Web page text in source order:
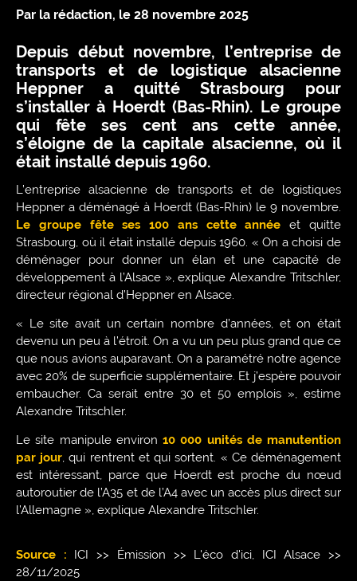
Par la rédaction, le 28 novembre 2025
Depuis début novembre, l’entreprise de
transports et de logistique alsacienne
Heppner a quitté Strasbourg pour
s’installer à Hoerdt (Bas-Rhin). Le groupe
qui fête ses cent ans cette année,
s’éloigne de la capitale alsacienne, où il
était installé depuis 1960.
L’entreprise alsacienne de transports et de logistiques
Heppner a déménagé à Hoerdt (Bas-Rhin) le 9 novembre.
Le groupe fête ses 100 ans cette année et quitte
Strasbourg, où il était installé depuis 1960. « On a choisi de
déménager pour donner un élan et une capacité de
développement à l’Alsace », explique Alexandre Tritschler,
directeur régional d’Heppner en Alsace.
« Le site avait un certain nombre d’années, et on était
devenu un peu à l’étroit. On a vu un peu plus grand que ce
que nous avions auparavant. On a paramétré notre agence
avec 20% de superficie supplémentaire. Et j’espère pouvoir
embaucher. Ca serait entre 30 et 50 emplois », estime
Alexandre Tritschler.
Le site manipule environ 10 000 unités de manutention
par jour, qui rentrent et qui sortent. « Ce déménagement
est intéressant, parce que Hoerdt est proche du nœud
autoroutier de l’A35 et de l’A4 avec un accès plus direct sur
l’Allemagne », explique Alexandre Tritschler.
Source : ICI >> Émission >> L'éco d'ici, ICI Alsace >>
28/11/2025